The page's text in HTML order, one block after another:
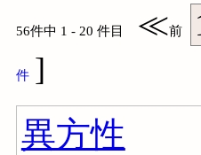
56件中 1 - 20 件目 ≪前
件 ]
異方性